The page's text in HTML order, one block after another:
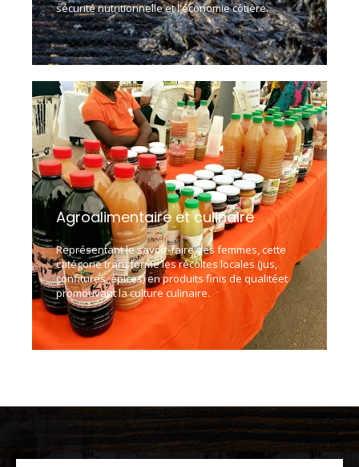
sécurité nutritionnelle et l'économie côtière.
Agroalimentaire et culinaire
Représentant le savoir-faire des femmes, cette
catégorie transforme les récoltes locales (jus,
confitures, épices) en produits finis de qualitéet
promouvant la culture culinaire.